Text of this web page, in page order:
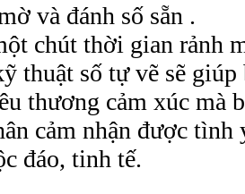
và đánh số sẵn .
chút thời gian rảnh
thuật số tự vẽ sẽ
thương cảm xúc mà
cảm nhận được tình
đáo, tinh tế.